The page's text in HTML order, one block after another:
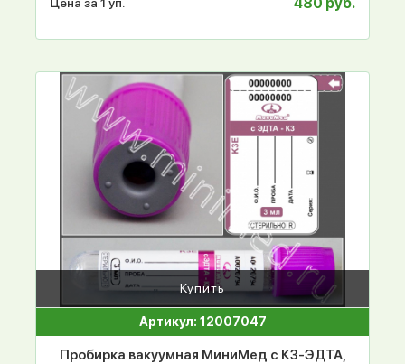
Купить
Артикул: 12007047
Пробирка вакуумная МиниМед с К3-ЭДТА,